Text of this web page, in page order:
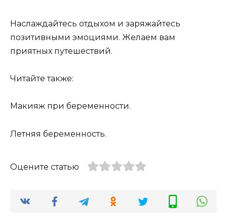
Наслаждайтесь отдыхом и заряжайтесь
позитивными эмоциями. Желаем вам
приятных путешествий.
Читайте также:
Макияж при беременности.
Летняя беременность.
Оцените статью